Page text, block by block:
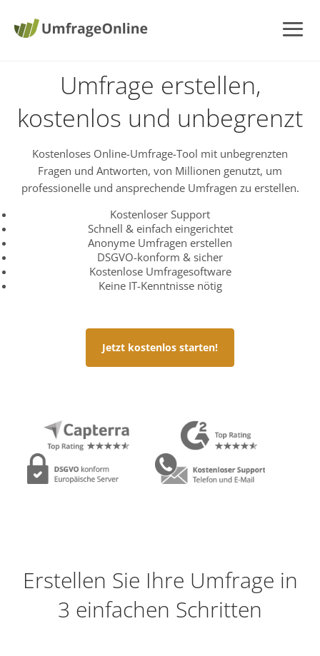
Umfrage erstellen,
kostenlos und unbegrenzt
Kostenloses Online-Umfrage-Tool mit unbegrenzten
Fragen und Antworten, von Millionen genutzt, um
professionelle und ansprechende Umfragen zu erstellen.
Kostenloser Support
Schnell & einfach eingerichtet
Anonyme Umfragen erstellen
DSGVO-konform & sicher
Kostenlose Umfragesoftware
Keine IT-Kenntnisse nötig
Jetzt kostenlos starten!
Erstellen Sie Ihre Umfrage in
3 einfachen Schritten